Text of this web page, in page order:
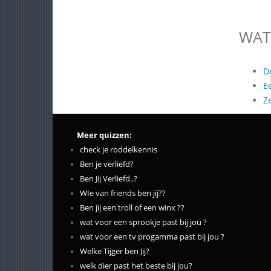
Meer quizzen:
check je roddelkennis
Ben je verliefd?
Ben Jij Verliefd..?
WIe van friends ben jij??
Ben jij een troll of een winx ??
wat voor een sprookje past bij jou ?
wat voor een tv progamma past bij jou ?
Welke Tijger ben Jij?
welk dier past het beste bij jou?